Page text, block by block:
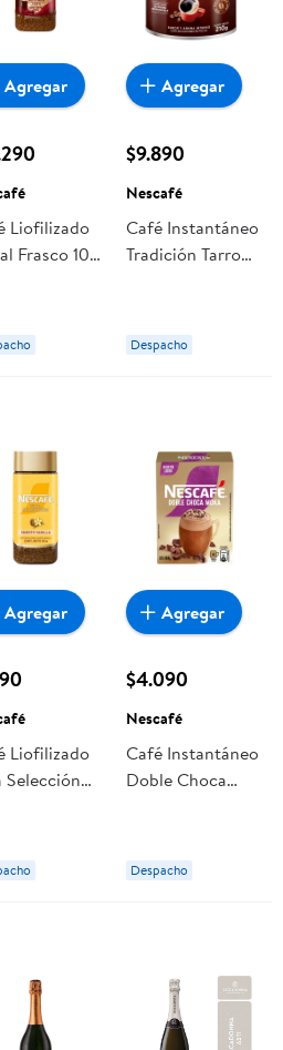
Liofilizado
Frasco 100
Agregar
$9.890
Nescafé
Café Instantáneo
Tradición Tarro
Despacho
Agregar
Liofilizado
Selección
Agregar
$4.090
Nescafé
Café Instantáneo
Doble Choca
Despacho
Agregar